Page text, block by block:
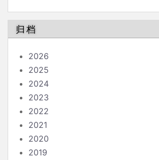
归档
2026
2025
2024
2023
2022
2021
2020
2019